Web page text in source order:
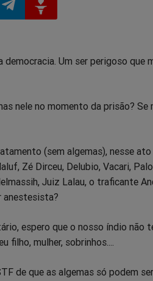
no
no
democracia. Um ser perigoso que
nele no momento da prisão?
(sem algemas), nesse
Zé Dirceu, Delubio, Vacari,
Juiz Lalau, o traficante
anestesista?
espero que o nosso índio não
mulher, sobrinhos....
de que as algemas só podem